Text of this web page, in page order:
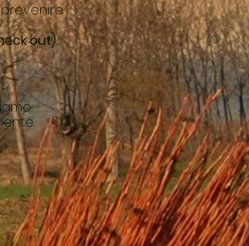
out).